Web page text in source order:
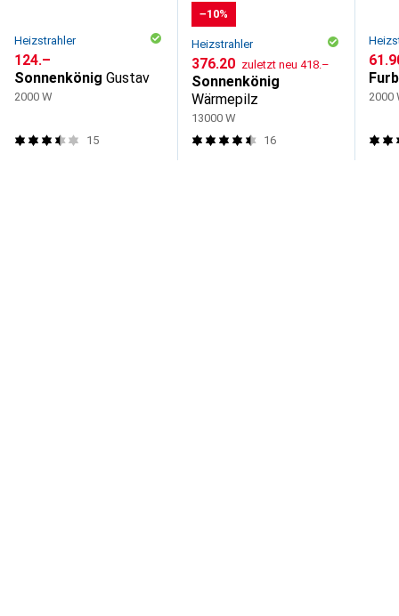
Heizstrahler
CHF
124.–
Sonnenkönig Gustav
2000 W
15
−10%
Heizstrahler
CHF
376.20 zuletzt neuCHF
418.–
Sonnenkönig
Wärmepilz
13000 W
16
CHF
2000